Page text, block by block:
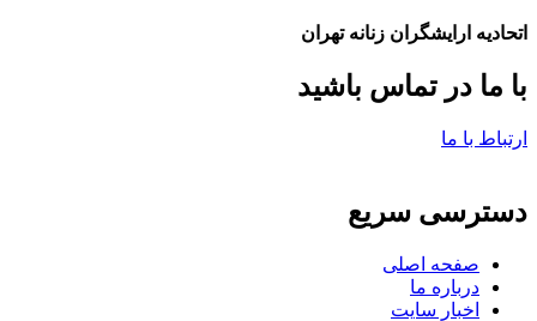
اتحادیه ارایشگران زنانه تهران
با ما در تماس باشید
ارتباط با ما
دسترسی سریع
صفحه اصلی
درباره ما
اخبار سایت